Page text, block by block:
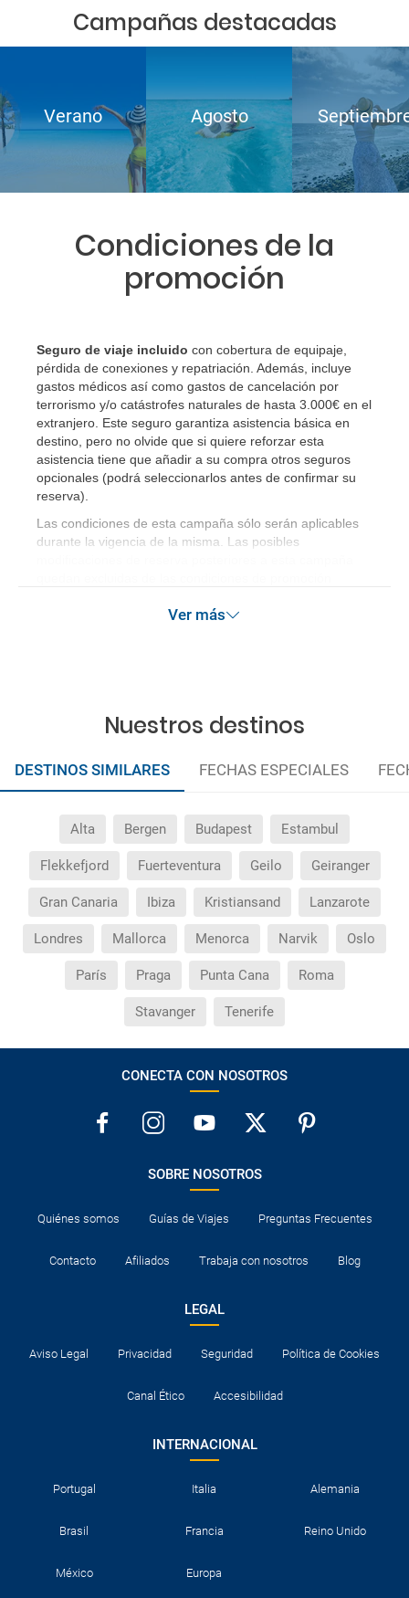
Campañas destacadas
Verano Agosto
Condiciones de la
promoción
Seguro de viaje incluido con cobertura de equipaje,
pérdida de conexiones y repatriación. Además, incluye
gastos médicos así como gastos de cancelación por
terrorismo y/o catástrofes naturales de hasta 3.000€ en el
extranjero. Este seguro garantiza asistencia básica en
destino, pero no olvide que si quiere reforzar esta
asistencia tiene que añadir a su compra otros seguros
opcionales (podrá seleccionarlos antes de confirmar su
reserva)
Las condiciones de esta campaña sólo serán aplicables
durante la vigencia de la misma. Las posibles
Ver más
Nuestros destinos
DESTINOS SIMILARES FECHAS ESPECIALES
Alta Bergen Budapest Estambul
Flekkefjord Fuerteventura Geilo Geiranger
Gran Canaria Ibiza Kristiansand Lanzarote
Londres Mallorca Menorca Narvik Oslo
París Praga Punta Cana Roma
Stavanger Tenerife
CONECTA CON NOSOTROS
SOBRE NOSOTROS
Quiénes somos Guías de Viajes Preguntas Frecuentes
Contacto Afiliados Trabaja con nosotros Blog
LEGAL
Aviso Legal Privacidad Seguridad Política de Cookies
Canal Ético Accesibilidad
INTERNACIONAL
Portugal Italia Alemania
Brasil Francia Reino Unido
México Europa